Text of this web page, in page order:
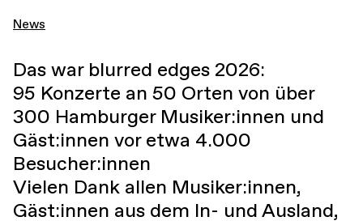
News
Das war blurred edges 2026:
95 Konzerte an 50 Orten von über
300 Hamburger Musiker:innen und
Gäst:innen vor etwa 4.000
Besucher:innen
Vielen Dank allen Musiker:innen,
Gäst:innen aus dem In- und Ausland,